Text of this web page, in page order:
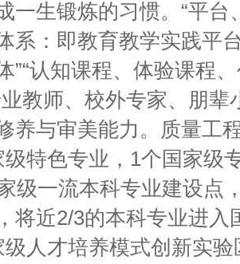
一生锻炼的习惯。“平台
系：即教育教学实践平
”“认知课程、体验课程
教师、校外专家、朋辈
养与审美能力。质量工
特色专业，1个国家级
级一流本科专业建设点
将近2/3的本科专业进入
级人才培养模式创新实